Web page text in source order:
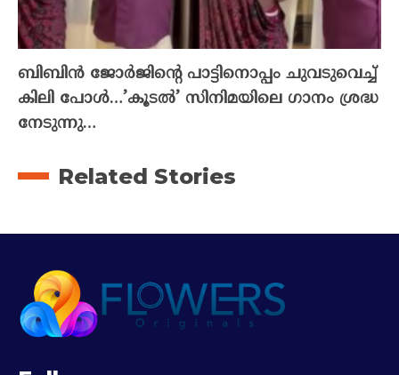
ബിബിൻ ജോർജിന്റെ പാട്ടിനൊപ്പം ചുവടുവെച്ച്
കിലി പോൾ…’കൂടൽ’ സിനിമയിലെ ഗാനം ശ്രദ്ധ
നേടുന്നു…
Related Stories